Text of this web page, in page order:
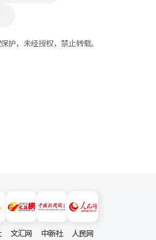
护，未经授权，禁止转载。
文汇网 中新社 人民网